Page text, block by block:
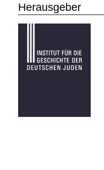
Herausgeber